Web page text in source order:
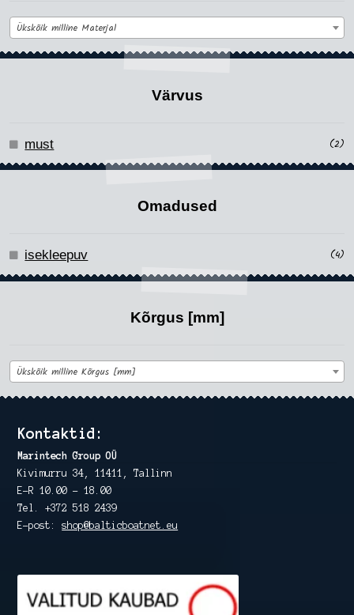
Ükskõik milline Materjal
Värvus
must (2)
Omadused
isekleepuv (4)
Kõrgus [mm]
Ükskõik milline Kõrgus [mm]
Kontaktid:
Marintech Group OÜ
Kivimurru 34, 11411, Tallinn
E-R 10.00 – 18.00
Tel. +372 518 2439
E-post:shop@balticboatnet.eu